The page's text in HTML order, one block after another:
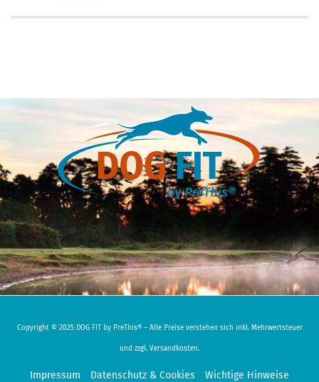
Copyright © 2025 DOG FIT by PreThis® – Alle Preise verstehen sich inkl. Mehrwertsteuer
und zzgl. Versandkosten.
Impressum Datenschutz & Cookies Wichtige Hinweise